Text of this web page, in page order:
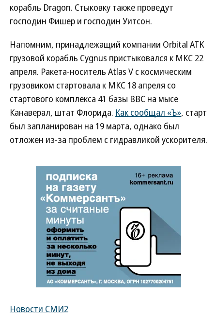
корабль Dragon. Стыковку также проведут
господин Фишер и господин Уитсон.
Напомним, принадлежащий компании Orbital ATK
грузовой корабль Cygnus пристыковался к МКС 22
апреля. Ракета-носитель Atlas V с космическим
грузовиком стартовала к МКС 18 апреля со
стартового комплекса 41 базы ВВС на мысе
Канаверал, штат Флорида. Как сообщал «Ъ», старт
был запланирован на 19 марта, однако был
отложен из-за проблем с гидравликой ускорителя.
Новости СМИ2